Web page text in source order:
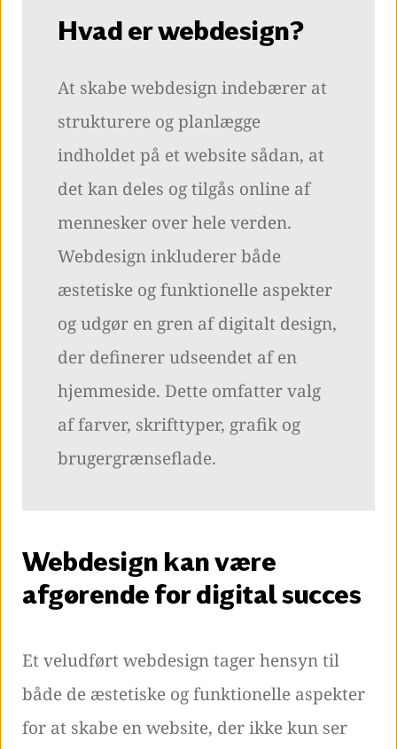
Hvad er webdesign?
At skabe webdesign indebærer at
strukturere og planlægge
indholdet på et website sådan, at
det kan deles og tilgås online af
mennesker over hele verden.
Webdesign inkluderer både
æstetiske og funktionelle aspekter
og udgør en gren af digitalt design,
der definerer udseendet af en
hjemmeside. Dette omfatter valg
af farver, skrifttyper, grafik og
brugergrænseflade.
Webdesign kan være
afgørende for digital succes
Et veludført webdesign tager hensyn til
både de æstetiske og funktionelle aspekter
for at skabe en website, der ikke kun ser